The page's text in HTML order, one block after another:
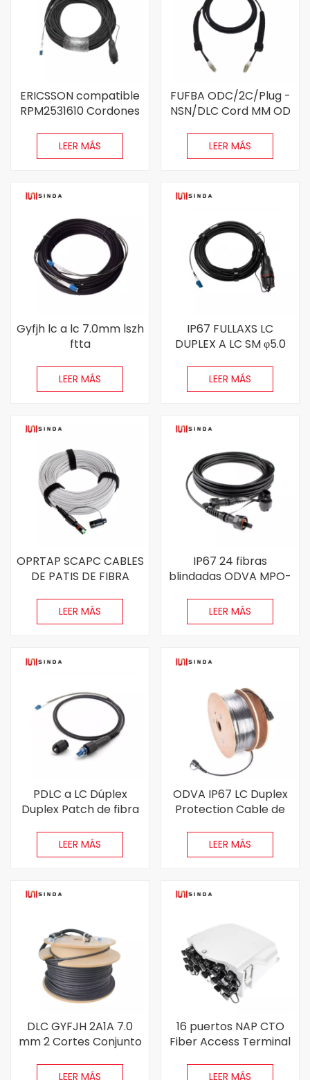
ERICSSON compatible
RPM2531610 Cordones
Fullax
LEER MÁS
FUFBA ODC/2C/Plug -
NSN/DLC Cord MM OD
Dual 30m
LEER MÁS
Gyfjh lc a lc 7.0mm lszh
ftta
cpri fiber cable de
parche
LEER MÁS
IP67 FULLAXS LC
DUPLEX A LC SM φ5.0
fibra óptica al aire libre
LEER MÁS
OPRTAP SCAPC CABLES
DE PATIS DE FIBRA
EL AUTO Outdoor -
Cable de 5 × 2 mm
LEER MÁS
IP67 24 fibras
blindadas ODVA MPO-
Patch de fibra
impermeable Cable
LEER MÁS
PDLC a LC Dúplex
Duplex Patch de fibra
LEER MÁS
ODVA IP67 LC Duplex
Protection Cable de
LEER MÁS
DLC GYFJH 2A1A 7.0
mm 2 Cortes Conjunto
LEER MÁS
16 puertos NAP CTO
Fiber Access Terminal
LEER MÁS